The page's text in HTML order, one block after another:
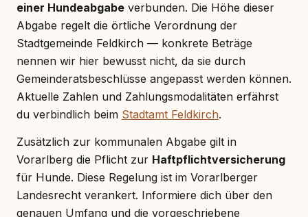
einer Hundeabgabe verbunden. Die Höhe dieser
Abgabe regelt die örtliche Verordnung der
Stadtgemeinde Feldkirch — konkrete Beträge
nennen wir hier bewusst nicht, da sie durch
Gemeinderatsbeschlüsse angepasst werden können.
Aktuelle Zahlen und Zahlungsmodalitäten erfährst
du verbindlich beim Stadtamt Feldkirch.
Zusätzlich zur kommunalen Abgabe gilt in
Vorarlberg die Pflicht zur Haftpflichtversicherung
für Hunde. Diese Regelung ist im Vorarlberger
Landesrecht verankert. Informiere dich über den
genauen Umfang und die vorgeschriebene